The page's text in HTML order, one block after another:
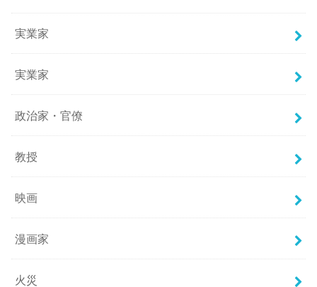
実業家
実業家
政治家・官僚
教授
映画
漫画家
火災